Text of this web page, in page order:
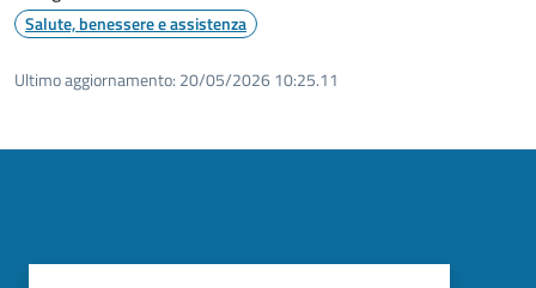
Salute, benessere e assistenza
Ultimo aggiornamento: 20/05/2026 10:25.11